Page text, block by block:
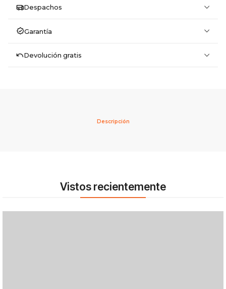
Despachos
Garantía
Devolución gratis
Descripción
Vistos recientemente